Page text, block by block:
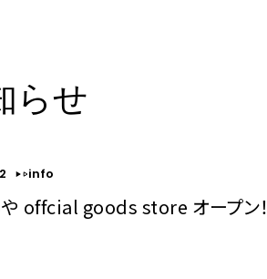
らせ
info
offcial goods store オープン！